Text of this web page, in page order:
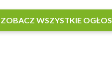
ZOBACZ WSZYSTKIE